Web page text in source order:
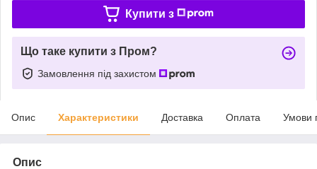
Купити з
Що таке купити з Пром?
Замовлення під захистом
Опис Характеристики Доставка Оплата Умови
Опис